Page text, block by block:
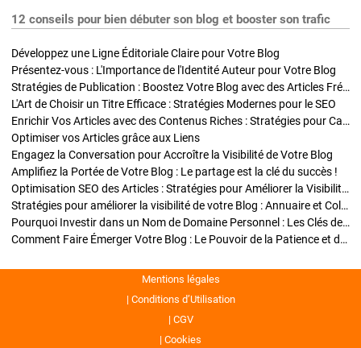
12 conseils pour bien débuter son blog et booster son trafic
Développez une Ligne Éditoriale Claire pour Votre Blog
Présentez-vous : L'Importance de l'Identité Auteur pour Votre Blog
Stratégies de Publication : Boostez Votre Blog avec des Articles Fréquents et Exclusifs
L'Art de Choisir un Titre Efficace : Stratégies Modernes pour le SEO
Enrichir Vos Articles avec des Contenus Riches : Stratégies pour Captiver et Optimiser
Optimiser vos Articles grâce aux Liens
Engagez la Conversation pour Accroître la Visibilité de Votre Blog
Amplifiez la Portée de Votre Blog : Le partage est la clé du succès !
Optimisation SEO des Articles : Stratégies pour Améliorer la Visibilité de Votre Blog
Stratégies pour améliorer la visibilité de votre Blog : Annuaire et Collaborations
Pourquoi Investir dans un Nom de Domaine Personnel : Les Clés de la Réussite de Votre Blog
Comment Faire Émerger Votre Blog : Le Pouvoir de la Patience et de la Persévérance
Mentions légales
Conditions d’Utilisation
CGV
Cookies